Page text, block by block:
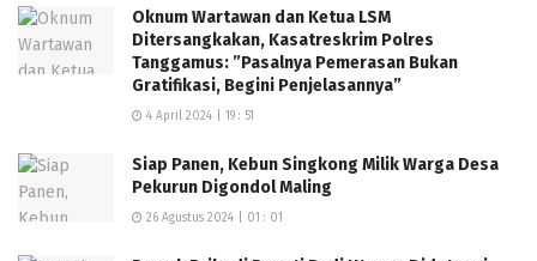
Oknum Wartawan dan Ketua LSM
Ditersangkakan, Kasatreskrim Polres
Tanggamus: ”Pasalnya Pemerasan Bukan
Gratifikasi, Begini Penjelasannya”
4 April 2024 | 19 : 51
Siap Panen, Kebun Singkong Milik Warga Desa
Pekurun Digondol Maling
26 Agustus 2024 | 01 : 01